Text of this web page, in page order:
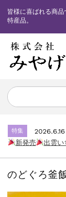
皆様に喜ばれる商
特産品。
カード情報が適切
特集
2026.7.17
特集
2026.6.16
新発売
出雲い
特集
2026.7.17
のどぐろ釜